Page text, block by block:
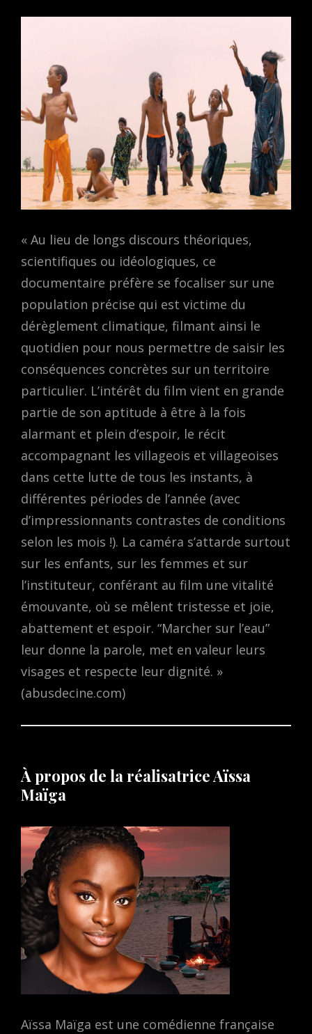
« Au lieu de longs discours théoriques,
scientifiques ou idéologiques, ce
documentaire préfère se focaliser sur une
population précise qui est victime du
dérèglement climatique, filmant ainsi le
quotidien pour nous permettre de saisir les
conséquences concrètes sur un territoire
particulier. L’intérêt du film vient en grande
partie de son aptitude à être à la fois
alarmant et plein d’espoir, le récit
accompagnant les villageois et villageoises
dans cette lutte de tous les instants, à
différentes périodes de l’année (avec
d’impressionnants contrastes de conditions
selon les mois !). La caméra s’attarde surtout
sur les enfants, sur les femmes et sur
l’instituteur, conférant au film une vitalité
émouvante, où se mêlent tristesse et joie,
abattement et espoir. “Marcher sur l’eau”
leur donne la parole, met en valeur leurs
visages et respecte leur dignité. »
(abusdecine.com)
À propos de la réalisatrice Aïssa
Maïga
Aïssa Maïga est une comédienne française